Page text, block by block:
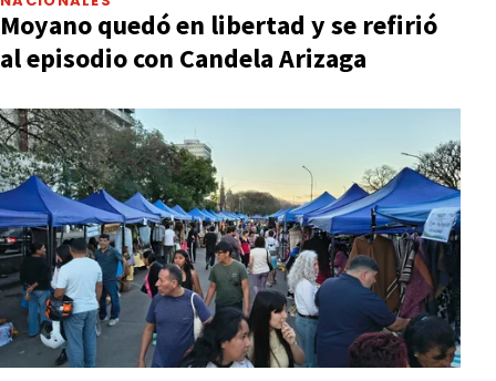
Moyano quedó en libertad y se refirió
al episodio con Candela Arizaga